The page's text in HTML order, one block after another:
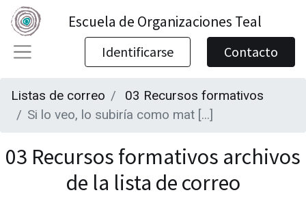
Escuela de Organizaciones Teal
Identificarse Contacto
Listas de correo
03 Recursos formativos
Si lo veo, lo subiría como mat [...]
03 Recursos formativos archivos
de la lista de correo